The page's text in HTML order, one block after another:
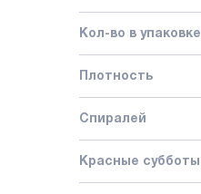
Кол-во в упаковке
Плотность
Спиралей
Красные субботы